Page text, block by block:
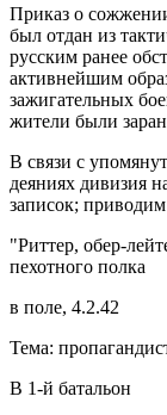
Приказ о
был отдан из
русским ранее
активнейшим
зажигательных
жители были
В связи с
деяниях дивизия
записок;
"Риттер, обер-
пехотного полка
в поле, 4.2.42
Тема:
В 1-й батальон